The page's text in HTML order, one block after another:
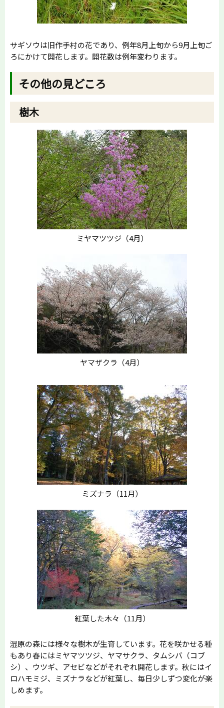
サギソウは旧作手村の花であり、例年8月上旬から9月上旬ご
ろにかけて開花します。開花数は例年変わります。
その他の見どころ
樹木
ミヤマツツジ（4月）
ヤマザクラ（4月）
ミズナラ（11月）
紅葉した木々（11月）
湿原の森には様々な樹木が生育しています。花を咲かせる種
もあり春にはミヤマツツジ、ヤマサクラ、タムシバ（コブ
シ）、ウツギ、アセビなどがそれぞれ開花します。秋にはイ
ロハモミジ、ミズナラなどが紅葉し、毎日少しずつ変化が楽
しめます。